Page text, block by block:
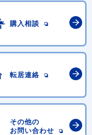
購入相談
転居連絡
その他の
お問い合わせ